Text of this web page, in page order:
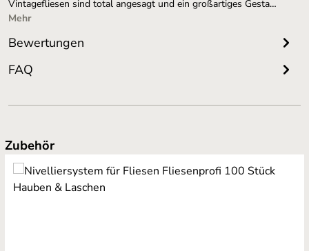
Vintagefliesen sind total angesagt und ein großartiges Gesta…
Mehr
Bewertungen
FAQ
Produktgalerie überspringen
Zubehör